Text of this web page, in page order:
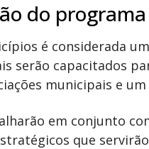
do programa
é considerada
serão capacitados
municipais e
em conjunto
que